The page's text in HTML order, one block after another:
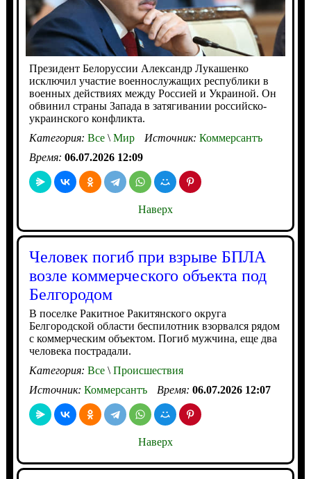
Президент Белоруссии Александр Лукашенко
исключил участие военнослужащих республики в
военных действиях между Россией и Украиной. Он
обвинил страны Запада в затягивании российско-
украинского конфликта.
Категория: Все\Мир Источник: Коммерсантъ
Время: 06.07.2026 12:09
Наверх
Человек погиб при взрыве БПЛА
возле коммерческого объекта под
Белгородом
В поселке Ракитное Ракитянского округа
Белгородской области беспилотник взорвался рядом
с коммерческим объектом. Погиб мужчина, еще два
человека пострадали.
Категория: Все\Происшествия
Источник: Коммерсантъ Время: 06.07.2026 12:07
Наверх